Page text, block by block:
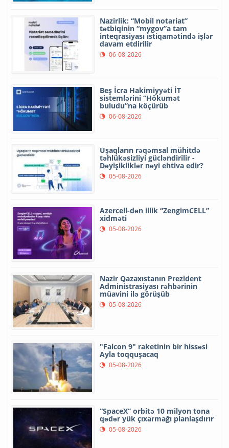
Nazirlik: “Mobil notariat”
tətbiqinin “mygov”a tam
inteqrasiyası istiqamətində işlər
davam etdirilir
06-08-2026
Beş İcra Hakimiyyəti İT
sistemlərini “Hökumət
buludu”na köçürüb
06-08-2026
Uşaqların rəqəmsal mühitdə
təhlükəsizliyi gücləndirilir -
Dəyişikliklər nəyi ehtiva edir?
05-08-2026
Azercell-dən illik “ZengimCELL”
xidməti
05-08-2026
Nazir Qazaxıstanın Prezident
Administrasiyası rəhbərinin
müavini ilə görüşüb
05-08-2026
"Falcon 9" raketinin bir hissəsi
Ayla toqquşacaq
05-08-2026
“SpaceX” orbitə 10 milyon tona
qədər yük çıxarmağı planlaşdırır
05-08-2026